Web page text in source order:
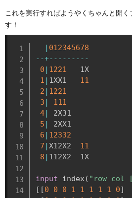
これを実行すればようやくちゃんと開
す！
| 012345678
- -+- - - - - - - - -
0 | 1221
   1X
1 | 1XX1 11
2 | 1221
3 |
111
4 |
2X31
5 |
2XX1
6 | 12332
7 | X12X2 11
8 | 112X2  1X
input index ( "row col
[ [0 0 0 1 1 1 1 1 0]